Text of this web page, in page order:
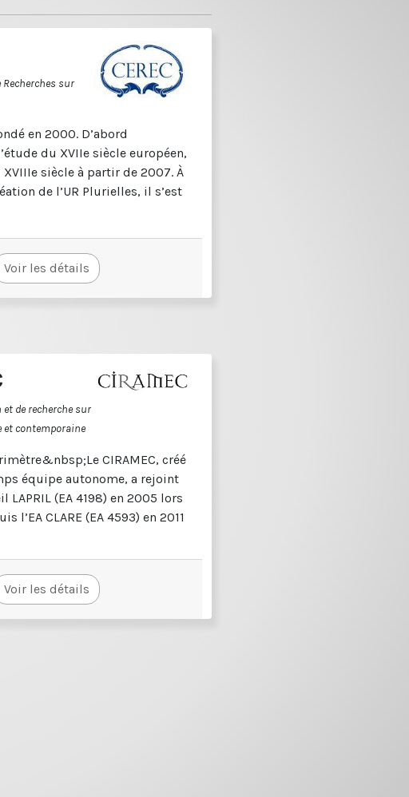
Recherches sur
en 2000. D’abord
du XVIIe siècle européen,
siècle à partir de 2007. À
de l’UR Plurielles, il s’est
Voir les détails
de recherche sur
et contemporaine
CIRAMEC, créé
équipe autonome, a rejoint
LAPRIL (EA 4198) en 2005 lors
l’EA CLARE (EA 4593) en 2011
Voir les détails